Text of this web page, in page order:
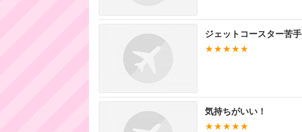
ジェットコースター苦手
★★★★★
気持ちがいい！
★★★★★